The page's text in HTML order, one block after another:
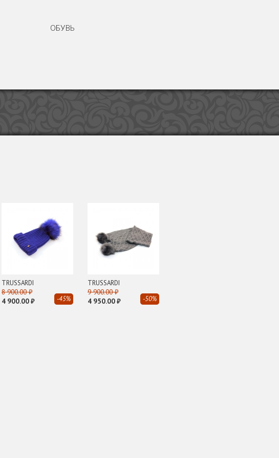
ОБУВЬ
TRUSSARDI
8 900.00 ₽
4 900.00 ₽
-45%
TRUSSARDI
9 900.00 ₽
4 950.00 ₽
-50%